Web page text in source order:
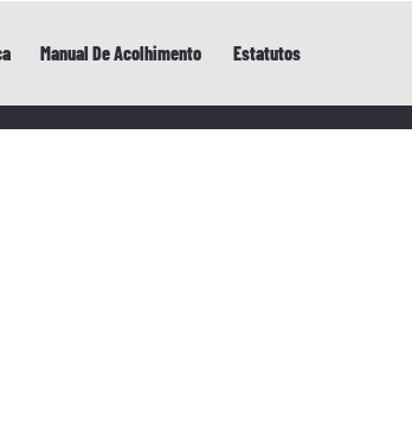
Manual De Acolhimento Estatutos